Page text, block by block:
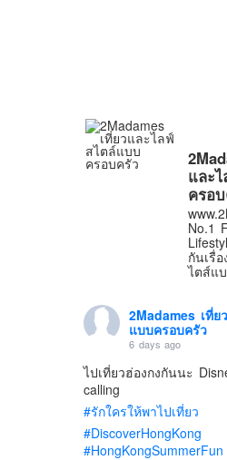
และ
ครอ
No.1
กันเรื่
ไตส์แ
2Madames เที่
แบบครอบครัว
6 days ago
ไปเที่ยวฮ่องกงกันนะ
calling
#รักใครให้พาไปเที่ยว
#DiscoverHongKong
#HongKongSummerFun